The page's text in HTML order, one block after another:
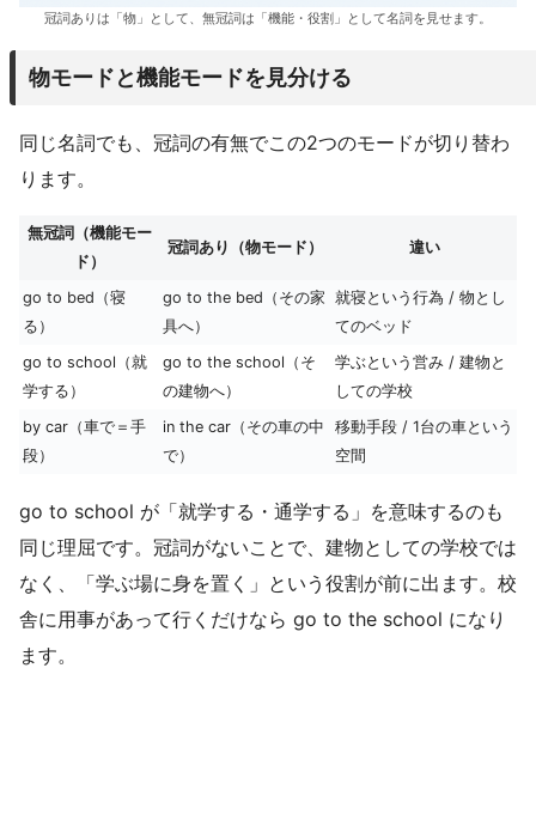
冠詞ありは「物」として、無冠詞は「機能・役割」として名詞を見せます。
物モードと機能モードを見分ける
同じ名詞でも、冠詞の有無でこの2つのモードが切り替わ
ります。
無冠詞（機能モー
ド）
冠詞あり（物モード） 違い
go to bed（寝
る）
go to the bed（その家
具へ）
就寝という行為 / 物とし
てのベッド
go to school（就
学する）
go to the school（そ
の建物へ）
学ぶという営み / 建物と
しての学校
by car（車で＝手
段）
in the car（その車の中
で）
移動手段 / 1台の車という
空間
go to school が「就学する・通学する」を意味するのも
同じ理屈です。冠詞がないことで、建物としての学校では
なく、「学ぶ場に身を置く」という役割が前に出ます。校
舎に用事があって行くだけなら go to the school になり
ます。